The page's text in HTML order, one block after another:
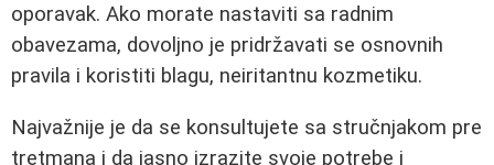
oporavak. Ako morate nastaviti sa radnim
obavezama, dovoljno je pridržavati se osnovnih
pravila i koristiti blagu, neiritantnu kozmetiku.
Najvažnije je da se konsultujete sa stručnjakom pre
tretmana i da jasno izrazite svoje potrebe i